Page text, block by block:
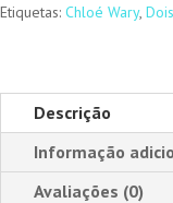
Etiquetas: Chloé Wary,
Descrição
Informação
Avaliações (0)